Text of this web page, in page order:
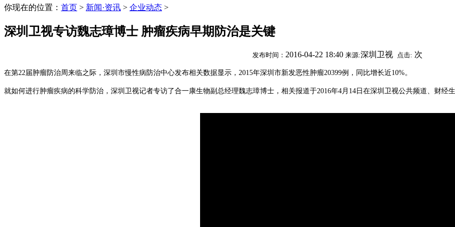
你现在的位置： 首页 > 新闻·资讯 > 企业动态 >
深圳卫视专访魏志璋博士 肿瘤疾病早期防治是关键
发布时间： 2016-04-22 18:40 来源:深圳卫视 点击: 次
在第22届肿瘤防治周来临之际，深圳市慢性病防治中心发布相关数据显示，2015年深圳市新发恶性肿瘤20399例，同比增长近10%。
就如何进行肿瘤疾病的科学防治，深圳卫视记者专访了合一康生物副总经理魏志璋博士，相关报道于2016年4月14日在深圳卫视公共频道、财经生